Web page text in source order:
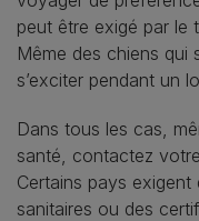
peut être exigé par le
Même des chiens qui
s’exciter pendant un
Dans tous les cas,
santé, contactez
Certains pays
sanitaires ou des